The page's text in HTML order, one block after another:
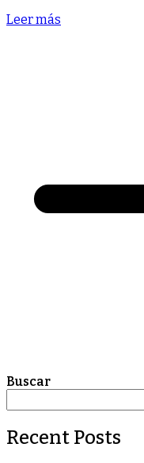
Leer más
Buscar
Recent Posts